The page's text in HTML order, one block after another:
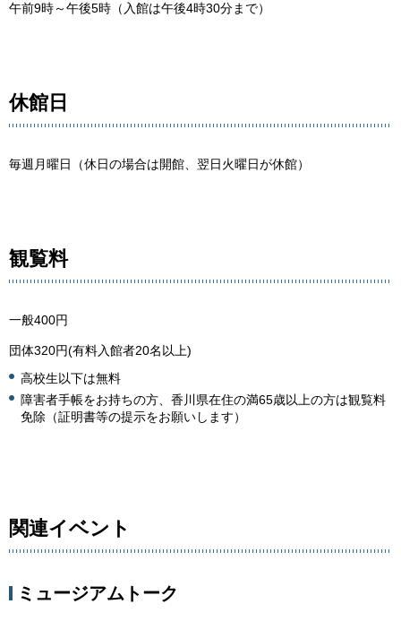
午前9時～午後5時（入館は午後4時30分まで）
休館日
毎週月曜日（休日の場合は開館、翌日火曜日が休館）
観覧料
一般400円
団体320円(有料入館者20名以上)
高校生以下は無料
障害者手帳をお持ちの方、香川県在住の満65歳以上の方は観覧料
免除（証明書等の提示をお願いします）
関連イベント
ミュージアムトーク